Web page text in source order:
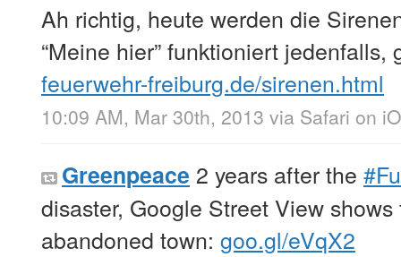
Ah richtig, heute werden die
“Meine hier” funktioniert jedenfalls,
feuerwehr-freiburg.de/sirenen.html
10:09 AM, Mar 30th, 2013 via Safari on
Greenpeace 2 years after the
disaster, Google Street View
abandoned town: goo.gl/eVqX2